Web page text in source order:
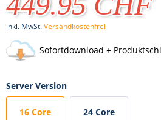
inkl. MwSt.Versandkostenfrei
Sofortdownload +
Server Version
16 Core 24 Core